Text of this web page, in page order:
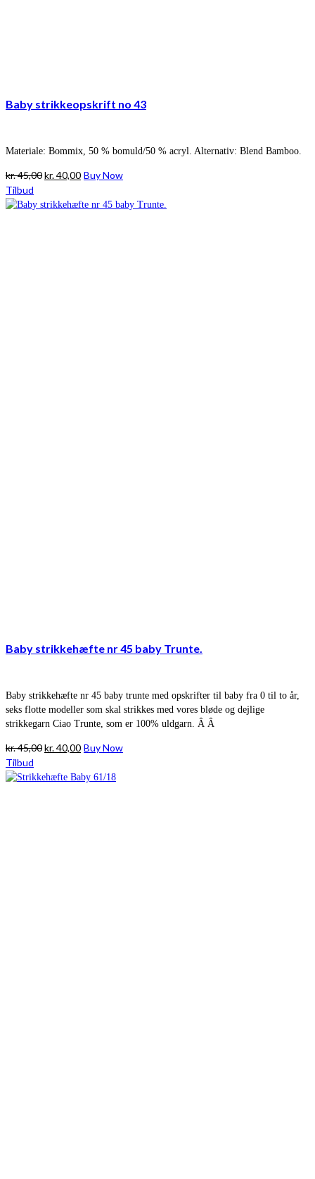
Baby strikkeopskrift no 43
Materiale: Bommix, 50 % bomuld/50 % acryl. Alternativ: Blend Bamboo.
kr.45,00Den
pris
kr.40,00Den
pris
Buy Now
Tilbud
Baby strikkehæfte nr 45 baby Trunte.
Baby strikkehæfte nr 45 baby trunte med opskrifter til baby fra 0 til to år,
seks flotte modeller som skal strikkes med vores bløde og dejlige
strikkegarn Ciao Trunte, som er 100% uldgarn. Â Â
kr.45,00Den
pris
kr.40,00Den
pris
Buy Now
Tilbud